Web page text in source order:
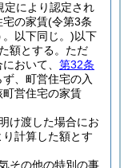
定により認定され
宅の家賃(令第3条
以下同じ。)以下
額とする。 ただ
おいて、 第32条
、町営住宅の入
営住宅の家賃
け渡した場合にお
計算した額とす
その他の特別の事